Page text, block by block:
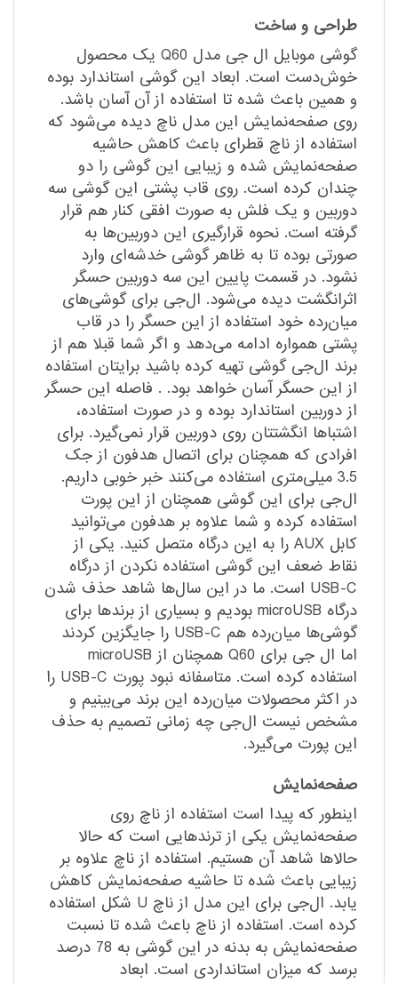
طراحی و ساخت
گوشی موبایل ال جی مدل Q60 یک محصول
خوش‌دست است. ابعاد این گوشی استاندارد بوده
و همین باعث شده تا استفاده از آن آسان باشد.
روی صفحه‌نمایش این مدل ناچ دیده می‌شود که
استفاده از ناچ قطر‌ای باعث کاهش حاشیه
صفحه‌نمایش شده و زیبایی این گوشی را دو
چندان کرده است. روی قاب پشتی این گوشی سه
دوربین و یک فلش به صورت افقی کنار هم قرار
گرفته است. نحوه قرارگیری این دوربین‌ها به
صورتی بوده تا به ظاهر گوشی خدشه‌ای وارد
نشود. در قسمت پایین این سه دوربین حسگر
اثرانگشت دیده می‌شود. ال‌جی برای گوشی‌های
میان‌رده خود استفاده از این حسگر را در قاب
پشتی همواره ادامه می‌دهد و اگر شما قبلا هم از
برند ال‌جی گوشی تهیه کرده باشید برایتان استفاده
از این حسگر آسان خواهد بود. . فاصله این حسگر
از دوربین استاندارد بوده و در صورت استفاده،
اشتباها انگشتتان روی دوربین قرار نمی‌گیرد. برای
افرادی که همچنان برای اتصال هدفون از جک
3.5 میلی‌متری استفاده می‌کنند خبر خوبی داریم.
ال‌جی برای این گوشی همچنان از این پورت
استفاده کرده و شما علاوه بر هدفون می‌توانید
کابل AUX را به این درگاه متصل کنید. یکی از
نقاط ضعف این گوشی استفاده نکردن از درگاه
USB-C است. ما در این‌ سال‌ها شاهد حذف شدن
درگاه microUSB بودیم و بسیاری از برندها برای
گوشی‌ها میان‌رده هم USB-C را جایگزین کردند
اما ال جی برای Q60 همچنان از microUSB
استفاده کرده است. متاسفانه نبود پورت USB-C را
در اکثر محصولات میان‌رده این برند می‌بینیم و
مشخص نیست ال‌جی چه زمانی تصمیم به حذف
این پورت می‌گیرد.
صفحه‌نمایش
اینطور که پیدا است استفاده از ناچ روی
صفحه‌نمایش یکی از ترندهایی است که حالا
حالاها شاهد آن هستیم. استفاده از ناچ علاوه بر
زیبایی باعث شده تا حاشیه صفحه‌نمایش کاهش
یابد. ال‌جی برای این مدل از ناچ U شکل استفاده
کرده است. استفاده از ناچ باعث شده تا نسبت
صفحه‌نمایش به بدنه در این گوشی به 78 درصد
برسد که میزان استانداردی است. ابعاد